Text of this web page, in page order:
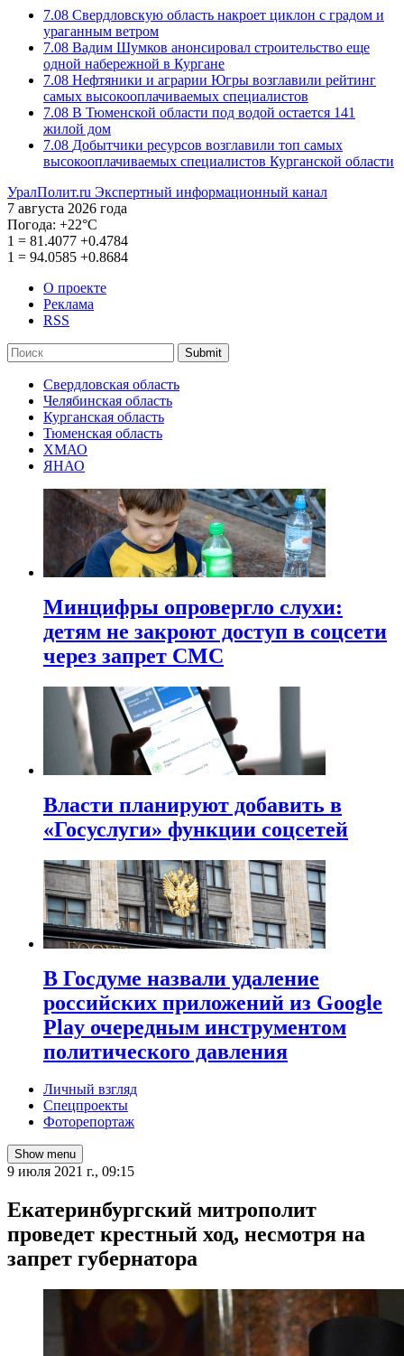
7.08 Свердловскую область накроет циклон с градом и
ураганным ветром
7.08 Вадим Шумков анонсировал строительство еще
одной набережной в Кургане
7.08 Нефтяники и аграрии Югры возглавили рейтинг
самых высокооплачиваемых специалистов
7.08 В Тюменской области под водой остается 141
жилой дом
7.08 Добытчики ресурсов возглавили топ самых
высокооплачиваемых специалистов Курганской области
УралПолит.ru Экспертный информационный канал
7 августа 2026 года
Погода: +22°С
1 = 81.4077 +0.4784
1 = 94.0585 +0.8684
О проекте
Реклама
RSS
Submit
Свердловская область
Челябинская область
Курганская область
Тюменская область
ХМАО
ЯНАО
Минцифры опровергло слухи:
детям не закроют доступ в соцсети
через запрет СМС
Власти планируют добавить в
«Госуслуги» функции соцсетей
В Госдуме назвали удаление
российских приложений из Google
Play очередным инструментом
политического давления
Личный взгляд
Спецпроекты
Фоторепортаж
Show menu
9 июля 2021 г., 09:15
Екатеринбургский митрополит
проведет крестный ход, несмотря на
запрет губернатора